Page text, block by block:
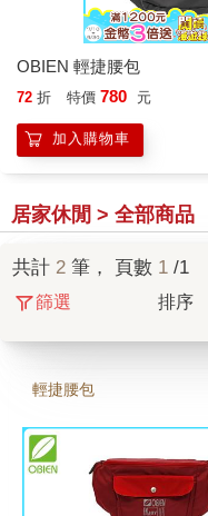
OBIEN 輕捷腰包
72 折 特價 780 元
加入購物車
居家休閒 > 全部商品
共計 2 筆， 頁數 1 /1
篩選 排序
輕捷腰包